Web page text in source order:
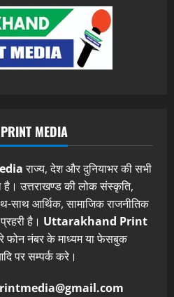
MEDIA
राज्य, देश और दुनियाभर की सभी
है। उत्तराखण्ड की लोक संस्कृति,
साथ आर्थिक, सामाजिक राजनीतिक
है। Uttarakhand Print
फोन नंबर के माध्यम या फेसबुक
पर सम्पर्क करे।